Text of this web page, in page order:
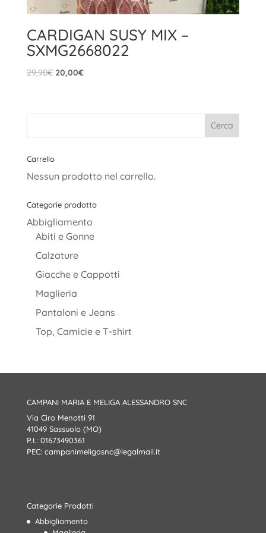
CARDIGAN SUSY MIX –
SXMG2668022
29,90€ Il
era:
20,00€Il
è:
Carrello
Nessun prodotto nel carrello.
Categorie prodotto
Abbigliamento
Abiti e Gonne
Calzature
Giacche e Cappotti
Maglieria
Pantaloni e Jeans
Top, Camicie e T-shirt
CAMPANI MARIA E MELIGA ALESSANDRO SNC
Via Ciro Menotti 91
41049 Sassuolo (MO)
P.I.: 01673490361
PEC: campanimeligasnc@legalmail.it
Categorie Prodotti
Abbigliamento